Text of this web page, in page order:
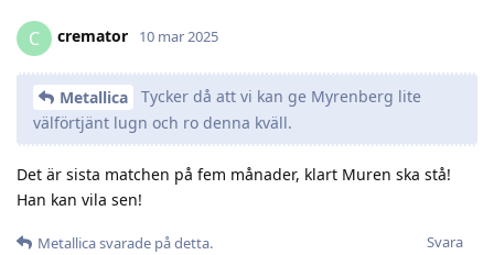
C cremator 10 mar 2025
Metallica
Tycker då att vi kan ge Myrenberg lite
välförtjänt lugn och ro denna kväll.
Det är sista matchen på fem månader, klart Muren ska stå!
Han kan vila sen!
Svara
Metallicasvarade på detta.